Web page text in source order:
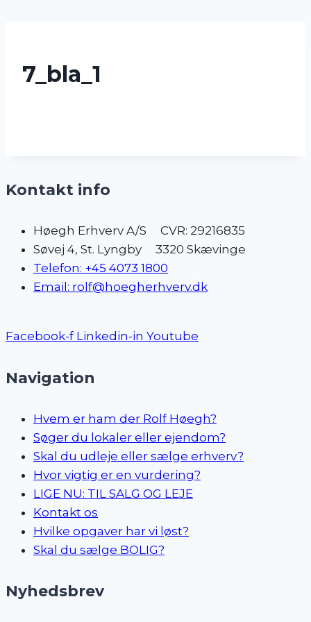
content
7_bla_1
Kontakt info
Høegh Erhverv A/S CVR: 29216835
Søvej 4, St. Lyngby 3320 Skævinge
Telefon: +45 4073 1800
Email: rolf@hoegherhverv.dk
Facebook-f Linkedin-in Youtube
Navigation
Hvem er ham der Rolf Høegh?
Søger du lokaler eller ejendom?
Skal du udleje eller sælge erhverv?
Hvor vigtig er en vurdering?
LIGE NU: TIL SALG OG LEJE
Kontakt os
Hvilke opgaver har vi løst?
Skal du sælge BOLIG?
Nyhedsbrev